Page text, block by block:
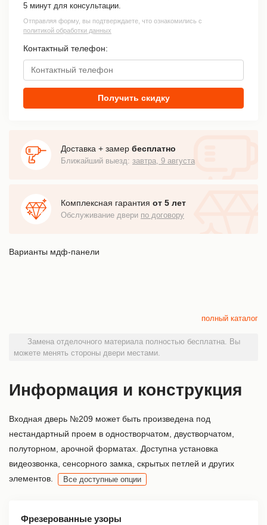
5 минут для консультации.
Отправляя форму, вы подтверждаете, что ознакомились с
политикой обработки данных
Контактный телефон:
Получить скидку
Доставка + замер бесплатно
Ближайший выезд: завтра, 9 августа
Комплексная гарантия от 5 лет
Обслуживание двери по договору
Варианты мдф-панели
полный каталог
Замена отделочного материала полностью бесплатна. Вы
можете менять стороны двери местами.
Информация и конструкция
Входная дверь №209 может быть произведена под
нестандартный проем в одностворчатом, двустворчатом,
полуторном, арочной форматах. Доступна установка
видеозвонка, сенсорного замка, скрытых петлей и других
элементов.
Все доступные опции
Фрезерованные узоры